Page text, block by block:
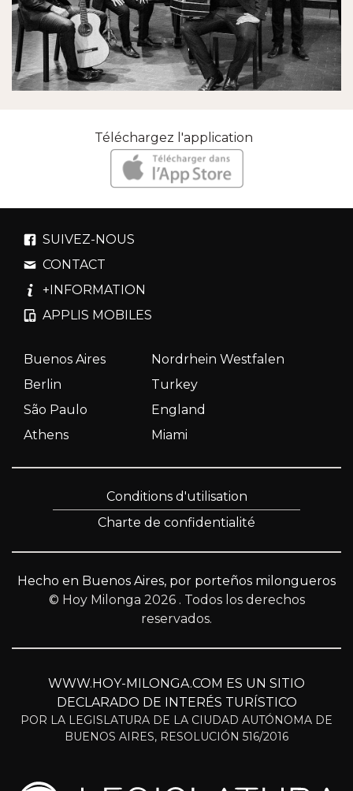
Téléchargez l'application
SUIVEZ-NOUS
CONTACT
+INFORMATION
APPLIS MOBILES
Buenos Aires
Nordrhein Westfalen
Berlin
Turkey
São Paulo
England
Athens
Miami
Conditions d'utilisation
Charte de confidentialité
Hecho en Buenos Aires, por porteños milongueros
© Hoy Milonga 2026 . Todos los derechos
reservados.
WWW.HOY-MILONGA.COM ES UN SITIO
DECLARADO DE INTERÉS TURÍSTICO
POR LA LEGISLATURA DE LA CIUDAD AUTÓNOMA DE
BUENOS AIRES, RESOLUCIÓN 516/2016